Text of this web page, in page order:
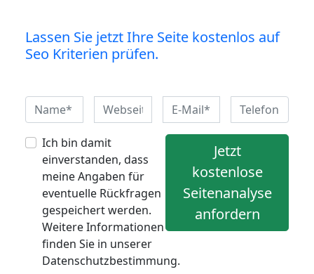
Lassen Sie jetzt Ihre Seite kostenlos auf
Seo Kriterien prüfen.
Ich bin damit
einverstanden, dass
meine Angaben für
eventuelle Rückfragen
gespeichert werden.
Weitere Informationen
finden Sie in unserer
Datenschutzbestimmung.
Jetzt
kostenlose
Seitenanalyse
anfordern